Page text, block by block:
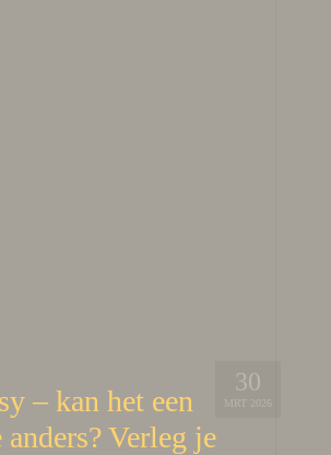
30
MRT 2026
– kan het een
anders? Verleg je